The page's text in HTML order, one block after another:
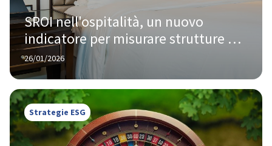
SROI nell'ospitalità, un nuovo
indicatore per misurare strutture
ricettive sostenibili
26/01/2026
Strategie ESG